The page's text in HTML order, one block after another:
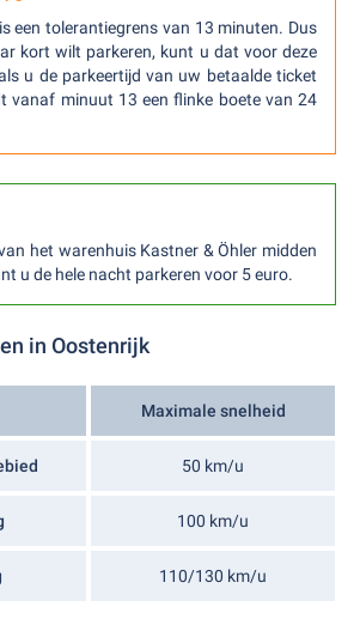
een tolerantiegrens van 13 minuten. Dus
kort wilt parkeren, kunt u dat voor deze
u de parkeertijd van uw betaalde ticket
vanaf minuut 13 een flinke boete van 24
het warenhuis Kastner & Öhler midden
u de hele nacht parkeren voor 5 euro.
in Oostenrijk
Maximale snelheid
50 km/u
100 km/u
110/130 km/u